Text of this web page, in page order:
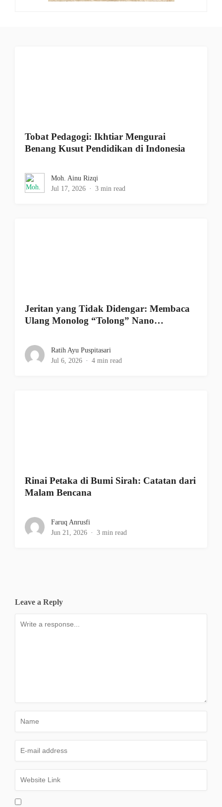
Tobat Pedagogi: Ikhtiar Mengurai
Benang Kusut Pendidikan di Indonesia
Moh. Ainu Rizqi
Jul 17, 2026
3 min read
Jeritan yang Tidak Didengar: Membaca
Ulang Monolog “Tolong” Nano…
Ratih Ayu Puspitasari
Jul 6, 2026
4 min read
Rinai Petaka di Bumi Sirah: Catatan dari
Malam Bencana
Faruq Anrusfi
Jun 21, 2026
3 min read
Leave a Reply